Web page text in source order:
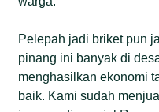
Pelepah jadi briket pun
pinang ini banyak di
menghasilkan ekonomi
baik. Kami sudah